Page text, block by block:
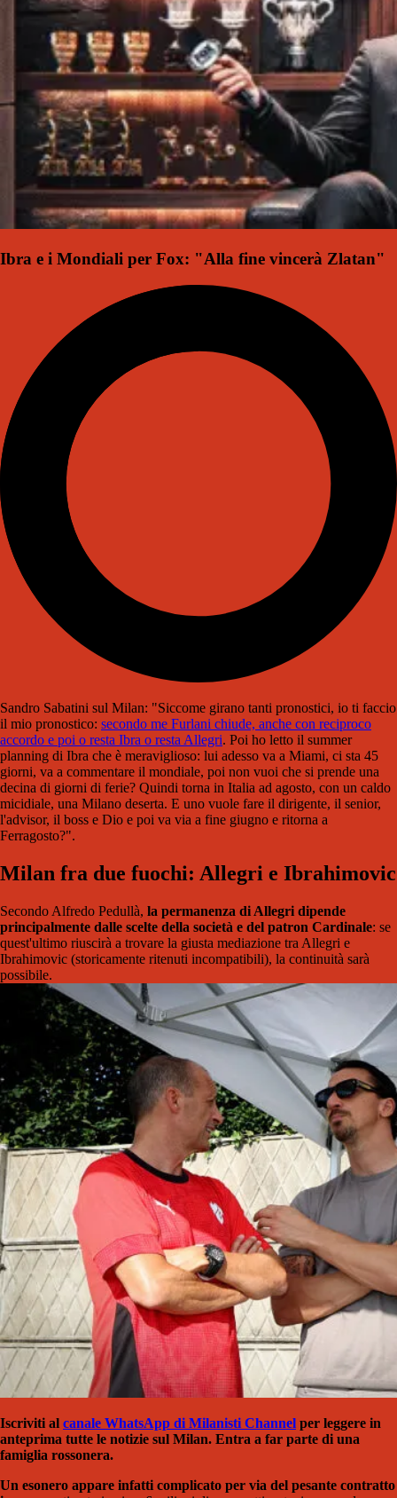
Ibra e i Mondiali per Fox: "Alla fine vincerà Zlatan"
Sandro Sabatini sul Milan: "Siccome girano tanti pronostici, io ti faccio
il mio pronostico: secondo me Furlani chiude, anche con reciproco
accordo e poi o resta Ibra o resta Allegri. Poi ho letto il summer
planning di Ibra che è meraviglioso: lui adesso va a Miami, ci sta 45
giorni, va a commentare il mondiale, poi non vuoi che si prende una
decina di giorni di ferie? Quindi torna in Italia ad agosto, con un caldo
micidiale, una Milano deserta. E uno vuole fare il dirigente, il senior,
l'advisor, il boss e Dio e poi va via a fine giugno e ritorna a
Ferragosto?".
Milan fra due fuochi: Allegri e Ibrahimovic
Secondo Alfredo Pedullà, la permanenza di Allegri dipende
principalmente dalle scelte della società e del patron Cardinale: se
quest'ultimo riuscirà a trovare la giusta mediazione tra Allegri e
Ibrahimovic (storicamente ritenuti incompatibili), la continuità sarà
possibile.
Iscriviti al canale WhatsApp di Milanisti Channel per leggere in
anteprima tutte le notizie sul Milan. Entra a far parte di una
famiglia rossonera.
Un esonero appare infatti complicato per via del pesante contratto